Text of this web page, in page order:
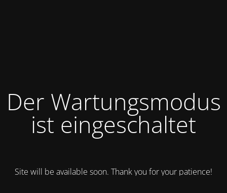
Der Wartungsmodus
ist eingeschaltet
Site will be available soon. Thank you for your patience!